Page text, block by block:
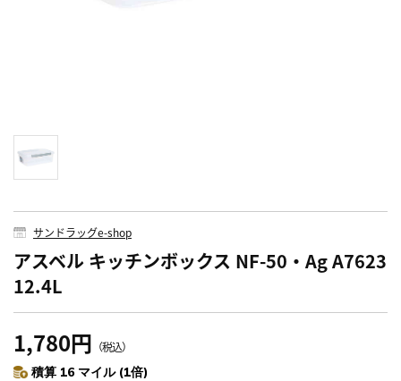
サンドラッグe-shop
アスベル キッチンボックス NF-50・Ag A7623
12.4L
1,780円 （税込）
積算 16 マイル (1倍)